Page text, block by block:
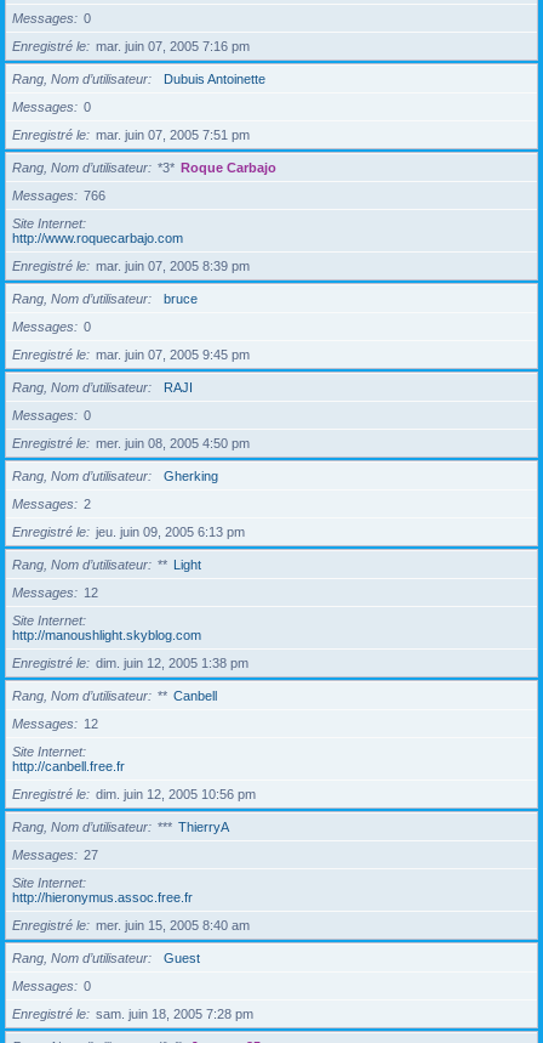
Messages
0
Enregistré le
mar. juin 07, 2005 7:16 pm
Rang, Nom d’utilisateur
Dubuis Antoinette
Messages
0
Enregistré le
mar. juin 07, 2005 7:51 pm
Rang, Nom d’utilisateur *3* Roque Carbajo
Messages
766
Site Internet
http://www.roquecarbajo.com
Enregistré le
mar. juin 07, 2005 8:39 pm
Rang, Nom d’utilisateur
bruce
Messages
0
Enregistré le
mar. juin 07, 2005 9:45 pm
Rang, Nom d’utilisateur
RAJI
Messages
0
Enregistré le
mer. juin 08, 2005 4:50 pm
Rang, Nom d’utilisateur
Gherking
Messages
2
Enregistré le
jeu. juin 09, 2005 6:13 pm
Rang, Nom d’utilisateur ** Light
Messages
12
Site Internet
http://manoushlight.skyblog.com
Enregistré le
dim. juin 12, 2005 1:38 pm
Rang, Nom d’utilisateur ** Canbell
Messages
12
Site Internet
http://canbell.free.fr
Enregistré le
dim. juin 12, 2005 10:56 pm
Rang, Nom d’utilisateur *** ThierryA
Messages
27
Site Internet
http://hieronymus.assoc.free.fr
Enregistré le
mer. juin 15, 2005 8:40 am
Rang, Nom d’utilisateur
Guest
Messages
0
Enregistré le
sam. juin 18, 2005 7:28 pm